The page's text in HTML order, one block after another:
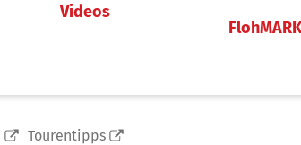
Videos
Tourentipps